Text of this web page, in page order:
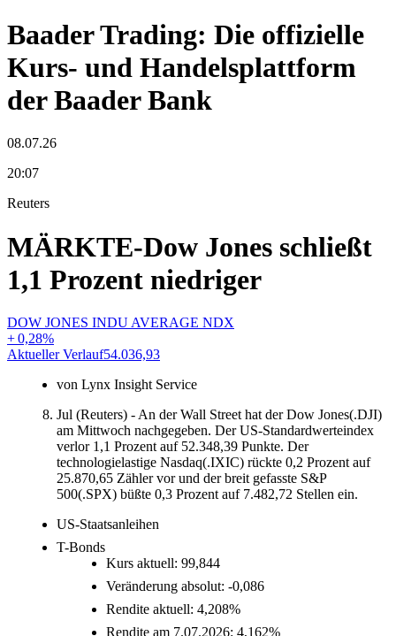
Baader Trading: Die offizielle
Kurs- und Handelsplattform
der Baader Bank
08.07.26
20:07
Reuters
MÄRKTE-Dow Jones schließt
1,1 Prozent niedriger
DOW JONES INDU AVERAGE NDX
+0,28%
Aktueller Verlauf54.036,93
von Lynx Insight Service
Jul (Reuters) - An der Wall Street hat der Dow Jones(.DJI)
am Mittwoch nachgegeben. Der US-Standardwerteindex
verlor 1,1 Prozent auf 52.348,39 Punkte. Der
technologielastige Nasdaq(.IXIC) rückte 0,2 Prozent auf
25.870,65 Zähler vor und der breit gefasste S&P
500(.SPX) büßte 0,3 Prozent auf 7.482,72 Stellen ein.
US-Staatsanleihen
T-Bonds
Kurs aktuell: 99,844
Veränderung absolut: -0,086
Rendite aktuell: 4,208%
Rendite am 7.07.2026: 4,162%